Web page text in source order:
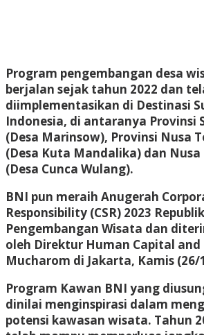
Program pengembangan desa
berjalan sejak tahun 2022 dan
diimplementasikan di Destinasi
Indonesia, di antaranya Provinsi
(Desa Marinsow), Provinsi Nusa
(Desa Kuta Mandalika) dan
(Desa Cunca Wulang).
BNI pun meraih Anugerah
Responsibility (CSR) 2023
Pengembangan Wisata dan
oleh Direktur Human Capital and
Mucharom di Jakarta, Kamis (26/
Program Kawan BNI yang
dinilai menginspirasi dalam
potensi kawasan wisata. Tahun